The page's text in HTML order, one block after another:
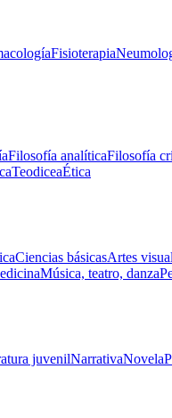
Fisioterapia
Filosofía analíticaFilosofía
TeodiceaÉtica
Ciencias básicasArtes
Música, teatro, danza
juvenilNarrativaNovela